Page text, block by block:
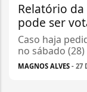
Relatório da
pode ser
Caso haja
no sábado (28)
MAGNOS ALVES - 27